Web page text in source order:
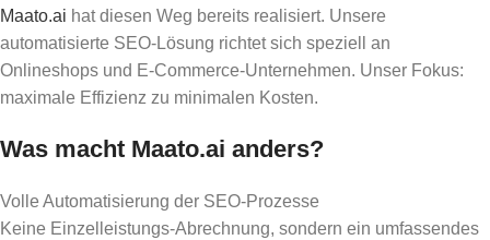
Maato.ai hat diesen Weg bereits realisiert. Unsere
automatisierte SEO-Lösung richtet sich speziell an
Onlineshops und E-Commerce-Unternehmen. Unser Fokus:
maximale Effizienz zu minimalen Kosten.
Was macht Maato.ai anders?
Volle Automatisierung der SEO-Prozesse
Keine Einzelleistungs-Abrechnung, sondern ein umfassendes